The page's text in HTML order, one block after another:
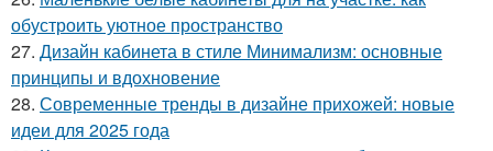
обустроить уютное пространство
27. Дизайн кабинета в стиле Минимализм: основные
принципы и вдохновение
28. Современные тренды в дизайне прихожей: новые
идеи для 2025 года